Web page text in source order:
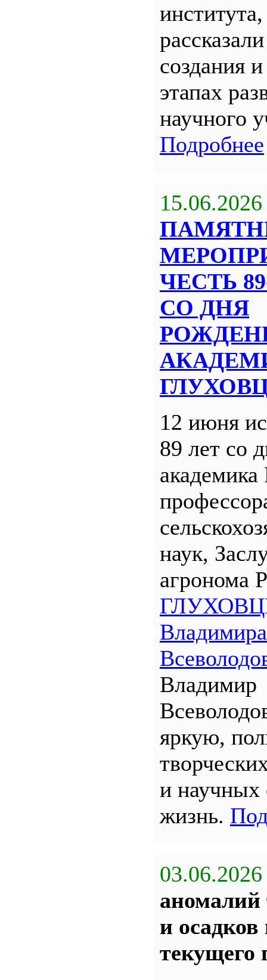
создания
этапах
научного
Подробнее
15.06.2026
ЧЕСТЬ
СО ДНЯ
12 июня
89 лет со
наук,
агронома
Владимира
Владимир
яркую,
и научных
жизнь.
03.06.2026
аномалий
и
текущего